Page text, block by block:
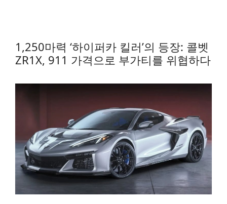
1,250마력 ‘하이퍼카 킬러’의 등장: 콜벳
ZR1X, 911 가격으로 부가티를 위협하다